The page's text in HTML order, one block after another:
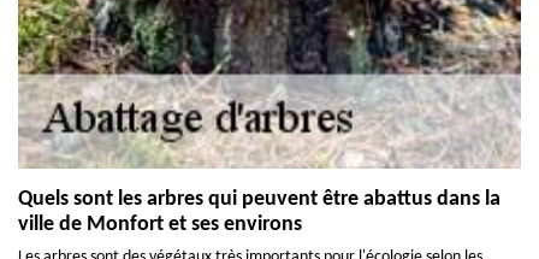
Quels sont les arbres qui peuvent être abattus dans la
ville de Monfort et ses environs